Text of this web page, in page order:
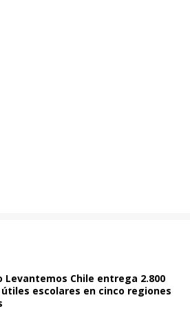
Levantemos Chile entrega 2.800
escolares en cinco regiones